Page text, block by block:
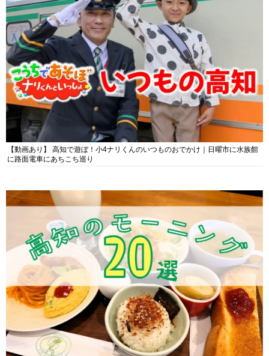
【動画あり】 高知で遊ぼ！小4ナリくんのいつものおでかけ｜日曜市に水族館
に路面電車にあちこち巡り